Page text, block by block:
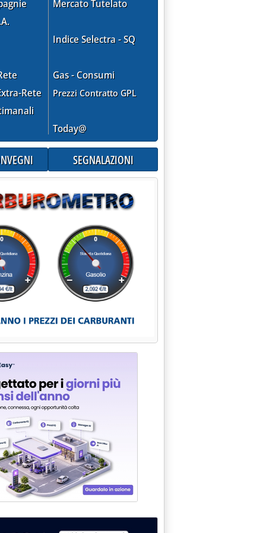
Rete
Mercato Tutelato
Indice Selectra - SQ
Gas - Consumi
Prezzi Contratto GPL
Today@
SEGNALAZIONI